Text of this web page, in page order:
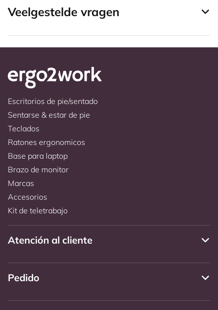
Veelgestelde vragen
Escritorios de pie/sentado
Sentarse & estar de pie
Teclados
Ratones ergonomicos
Base para laptop
Brazo de monitor
Marcas
Accesorios
Kit de teletrabajo
Atención al cliente
Pedido